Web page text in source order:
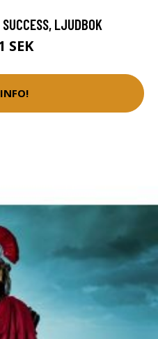
LJUDBOK
SEK